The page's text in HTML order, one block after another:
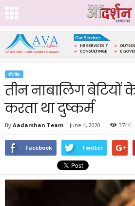
हॉट हिट
तीन नाबालिग बेटियों
करता था दुष्कर्म
By Aadarshan Team - June 4, 2020 3744
Facebook Twitter